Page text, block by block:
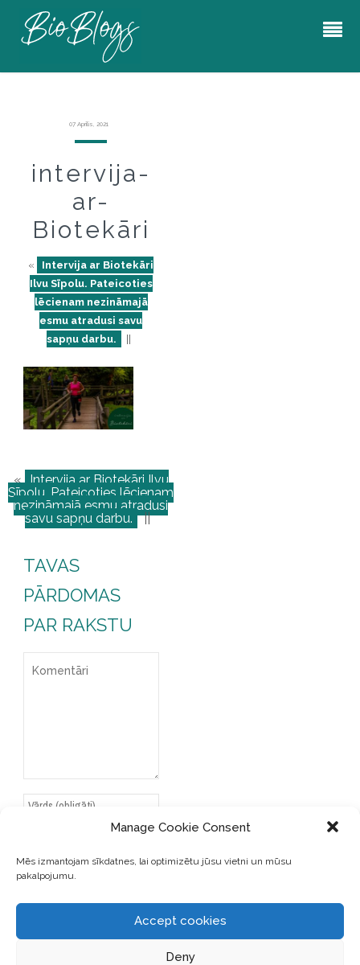
Manage Cookie Consent
Mēs izmantojam sīkdatnes, lai optimizētu jūsu vietni un mūsu
pakalpojumu.
Accept cookies
Deny
07 Aprīlis, 2021
intervija-
ar-
Biotekāri
«
Intervija ar Biotekāri
Ilvu Sīpolu. Pateicoties
lēcienam nezināmajā
esmu atradusi savu
sapņu darbu.
« Intervija ar Biotekāri Ilvu
Sīpolu. Pateicoties lēcienam
nezināmajā esmu atradusi
savu sapņu darbu. ||
TAVAS
PĀRDOMAS
PAR RAKSTU
SAGLABĀJIET MANU VĀRDU,
E-PASTA ADRESI UN VIETNI
ŠAJĀ PĀRLŪKPROGRAMMĀ
NĀKAMAJAI REIZEI, KAD